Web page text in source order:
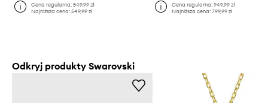
Cena regularna:549,99 zł
Najniższa cena:549,99 zł
Cena regularna: 949,99 zł
Najniższa cena: 799,99 zł
Odkryj produkty Swarovski